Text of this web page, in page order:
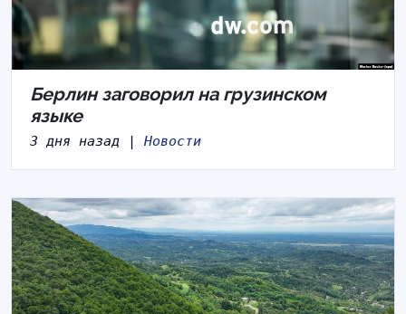
Берлин заговорил на грузинском
языке
3 дня назад | Новости